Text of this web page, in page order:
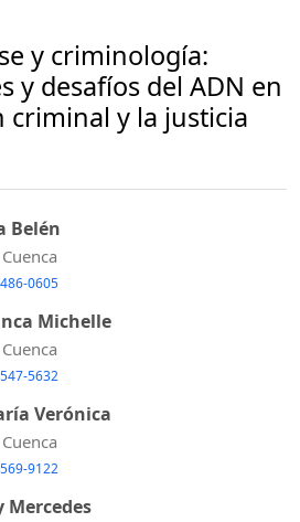
y criminología:
y desafíos del ADN en
criminal y la justicia
Belén
0605
Michelle
5632
Verónica
9122
Mercedes